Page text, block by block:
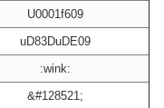
U0001f609
uD83DuDE09
:wink:
&#128521;